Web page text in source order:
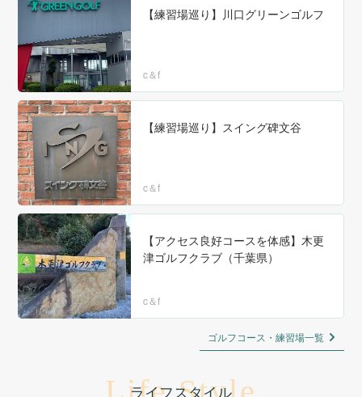
ゴルフコース・練習場一覧
【練習場巡り】川口グリーンゴルフ
c＆f
【練習場巡り】スイング碑文谷
c＆f
【アクセス良好コースを体感】木更
津ゴルフクラブ（千葉県）
c＆f
ライフスタイル